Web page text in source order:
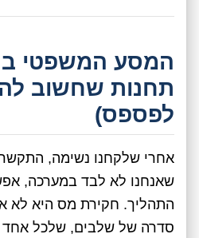
תחנות שחשוב
לפספס)
אחרי שלקחנו נשימה,
שאנחנו לא לבד במערכה,
התהליך. חקירת מס היא לא
סדרה של שלבים, שלכל